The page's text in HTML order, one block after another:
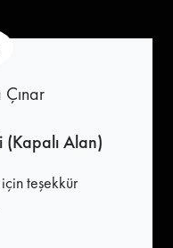
Alan)
teşekkür